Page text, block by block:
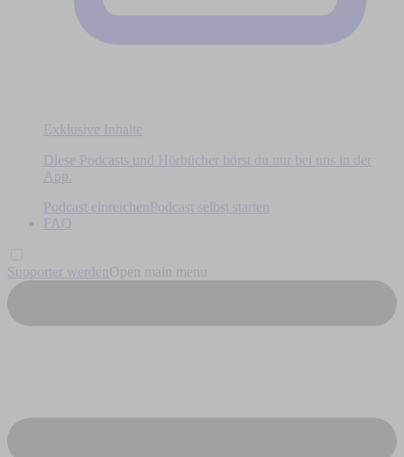
Exklusive Inhalte
Diese Podcasts und Hörbücher hörst du nur bei uns in der
App.
Podcast einreichen
Podcast selbst starten
FAQ
Supporter werden Open main menu